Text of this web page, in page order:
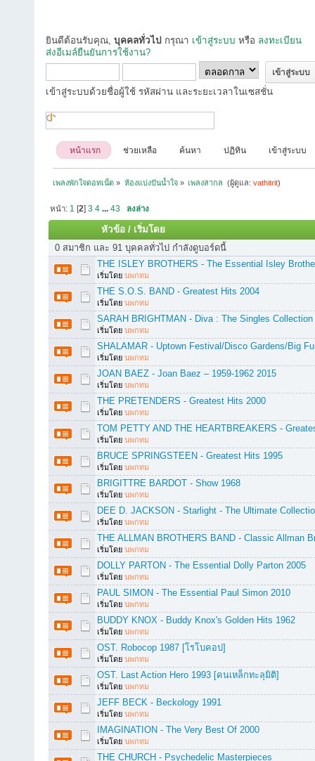
ยินดีต้อนรับคุณ, บุคคลทั่วไป กรุณา เข้าสู่ระบบ หรือ ลงทะเบียน
ส่งอีเมล์ยืนยันการใช้งาน?
เข้าสู่ระบบด้วยชื่อผู้ใช้ รหัสผ่าน และระยะเวลาในเซสชั่น
หน้าแรก ช่วยเหลือ ค้นหา ปฏิทิน เข้าสู่ระบบ
เพลงพักใจดอทเน็ต » ห้องแบ่งปันน้ำใจ» เพลงสากล (ผู้ดูแล:vathitrit)
หน้า: 1 [2]3 4 ...43 ลงล่าง
หัวข้อ / เริ่มโดย
0 สมาชิก และ 91 บุคคลทั่วไป กำลังดูบอร์ดนี้
THE ISLEY BROTHERS - The Essential Isley
เริ่มโดย นพกทม
THE S.O.S. BAND - Greatest Hits 2004
เริ่มโดย นพกทม
SARAH BRIGHTMAN - Diva : The Singles Collection
เริ่มโดย นพกทม
SHALAMAR - Uptown Festival/Disco Gardens/Big
เริ่มโดย นพกทม
JOAN BAEZ - Joan Baez – 1959-1962 2015
เริ่มโดย นพกทม
THE PRETENDERS - Greatest Hits 2000
เริ่มโดย นพกทม
TOM PETTY AND THE HEARTBREAKERS -
เริ่มโดย นพกทม
BRUCE SPRINGSTEEN - Greatest Hits 1995
เริ่มโดย นพกทม
BRIGITTRE BARDOT - Show 1968
เริ่มโดย นพกทม
DEE D. JACKSON - Starlight - The Ultimate
เริ่มโดย นพกทม
THE ALLMAN BROTHERS BAND - Classic Allman
เริ่มโดย นพกทม
DOLLY PARTON - The Essential Dolly Parton 2005
เริ่มโดย นพกทม
PAUL SIMON - The Essential Paul Simon 2010
เริ่มโดย นพกทม
BUDDY KNOX - Buddy Knox's Golden Hits 1962
เริ่มโดย นพกทม
OST. Robocop 1987 [โรโบคอป]
เริ่มโดย นพกทม
OST. Last Action Hero 1993 [คนเหล็กทะลุมิติ]
เริ่มโดย นพกทม
JEFF BECK - Beckology 1991
เริ่มโดย นพกทม
IMAGINATION - The Very Best Of 2000
เริ่มโดย นพกทม
THE CHURCH - Psychedelic Masterpieces